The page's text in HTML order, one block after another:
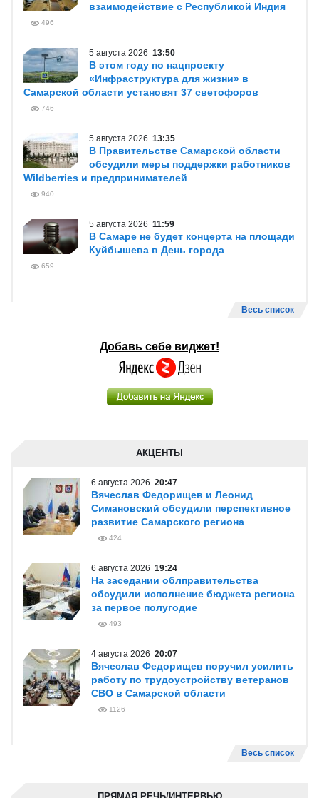
взаимодействие с Республикой Индия
496
5 августа 2026 13:50
В этом году по нацпроекту
«Инфраструктура для жизни» в
Самарской области установят 37 светофоров
746
5 августа 2026 13:35
В Правительстве Самарской области
обсудили меры поддержки работников
Wildberries и предпринимателей
940
5 августа 2026 11:59
В Самаре не будет концерта на площади
Куйбышева в День города
659
Весь список
Добавь себе виджет!
АКЦЕНТЫ
6 августа 2026 20:47
Вячеслав Федорищев и Леонид
Симановский обсудили перспективное
развитие Самарского региона
424
6 августа 2026 19:24
На заседании облправительства
обсудили исполнение бюджета региона
за первое полугодие
493
4 августа 2026 20:07
Вячеслав Федорищев поручил усилить
работу по трудоустройству ветеранов
СВО в Самарской области
1126
Весь список